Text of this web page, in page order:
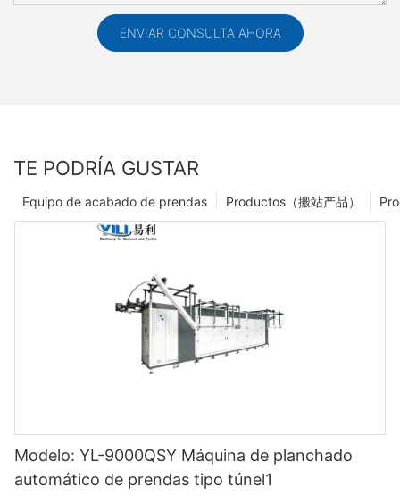
ENVIAR CONSULTA AHORA
TE PODRÍA GUSTAR
Productos（搬站产品）
Equipo de acabado de prendas
Modelo: YL-9000QSY Máquina de planchado
automático de prendas tipo túnel1